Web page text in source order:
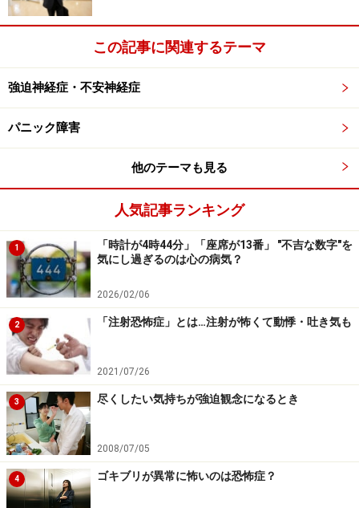
す。
発作のことで、頭がいっぱいになって、仕事どころでは
なくなりました。
精神科にやって来たときには、発作は、一日に数回起こ
る状態が２ヶ月も続いていました。
次に原因について述べます。
●では、原因は？
発作の直接の引き金としては、忙しい生活からくる精神
的圧迫感や、恋人とのトラブルといった、心理的要因が
関連しているようです。
しかし、この病気の本質的原因は、もっと生物学的
のにあり、脳内の
り、そこに、先ほど述べたような強いストレスが加わっ
て、発作がおこると考えられています。
この記事に関連するテーマ
強迫神経症・不安神経症
パニック障害
他のテーマも見る
人気記事ランキング
1
「時計が4時44分」「座席が13番」 "不吉な数字"を
気にし過ぎるのは心の病気？
2026/02/06
2 「注射恐怖症」とは…注射が怖くて動悸・吐き気も
2021/07/26
3 尽くしたい気持ちが強迫観念になるとき
2008/07/05
4 ゴキブリが異常に怖いのは恐怖症？